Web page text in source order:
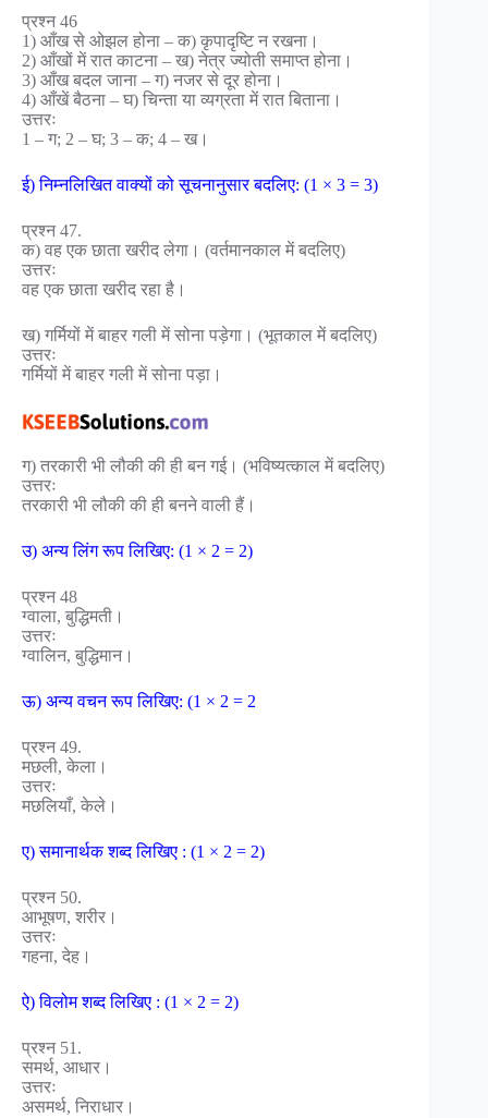
प्रश्न 46
1) आँख से ओझल होना – क) कृपादृष्टि न रखना।
2) आँखों में रात काटना – ख) नेत्र ज्योती समाप्त होना।
3) आँख बदल जाना – ग) नजर से दूर होना।
4) आँखें बैठना – घ) चिन्ता या व्यग्रता में रात बिताना।
उत्तरः
1 – ग; 2 – घ; 3 – क; 4 – ख।
ई) निम्नलिखित वाक्यों को सूचनानुसार बदलिए: (1 × 3 = 3)
प्रश्न 47.
क) वह एक छाता खरीद लेगा। (वर्तमानकाल में बदलिए)
उत्तरः
वह एक छाता खरीद रहा है।
ख) गर्मियों में बाहर गली में सोना पड़ेगा। (भूतकाल में बदलिए)
उत्तरः
गर्मियों में बाहर गली में सोना पड़ा।
ग) तरकारी भी लौकी की ही बन गई। (भविष्यत्काल में बदलिए)
उत्तरः
तरकारी भी लौकी की ही बनने वाली हैं।
उ) अन्य लिंग रूप लिखिए: (1 × 2 = 2)
प्रश्न 48
ग्वाला, बुद्धिमती।
उत्तरः
ग्वालिन, बुद्धिमान।
ऊ) अन्य वचन रूप लिखिए: (1 × 2 = 2
प्रश्न 49.
मछली, केला।
उत्तरः
मछलियाँ, केले।
ए) समानार्थक शब्द लिखिए : (1 × 2 = 2)
प्रश्न 50.
आभूषण, शरीर।
उत्तरः
गहना, देह।
ऐ) विलोम शब्द लिखिए : (1 × 2 = 2)
प्रश्न 51.
समर्थ, आधार।
उत्तरः
असमर्थ, निराधार।